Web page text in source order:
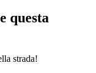
questa
strada!